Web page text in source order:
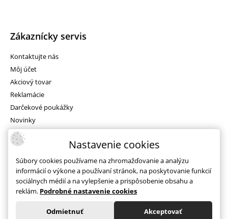
Zákaznícky servis
Kontaktujte nás
Môj účet
Akciový tovar
Reklamácie
Darčekové poukážky
Novinky
Mapa stránok
Facebook
Nastavenie cookies
Súbory cookies používame na zhromažďovanie a analýzu
informácií o výkone a používaní stránok, na poskytovanie funkcií
sociálnych médií a na vylepšenie a prispôsobenie obsahu a
reklám. Podrobné nastavenie cookies
Odmietnuť Akceptovať